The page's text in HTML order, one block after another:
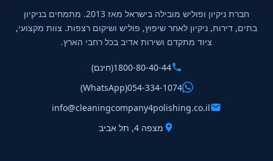
חברת ניקיון ופוליש מובילה בישראל מאז 2013. מתמחים בניקיון
בתים, דירות, ניקיון לאחר שיפוץ, פוליש ושיקום רצפות. צוות מקצועי,
ציוד מתקדם ושירות אדיב בכל רחבי הארץ.
1800-80-40-44(חינם)
054-334-1074
(WhatsApp)
info@cleaningcompany4polishing.co.il
מצפה 4, תל אביב